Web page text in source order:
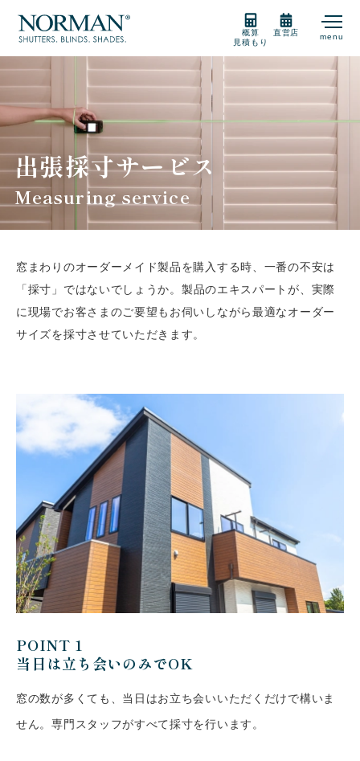
概算
見積もり
直営店 menu
出張採寸サービス
Measuring service
窓まわりのオーダーメイド製品を購入する時、一番の不安は
「採寸」ではないでしょうか。 製品のエキスパートが、実際
に現場でお客さまのご要望もお伺いしながら最適なオーダー
サイズを採寸させていただきます。
POINT 1
当日は立ち会いのみでOK
窓の数が多くても、当日はお立ち会いいただくだけで構いま
せん。専門スタッフがすべて採寸を行います。
製品紹介
製品の選び方
購入をご検討の方
販売店
サポート
会社案内
お客様の実例集
よくあるご質問 お問い合わせ